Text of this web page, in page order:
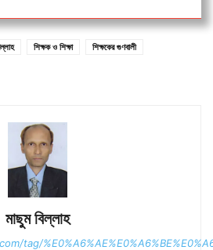
শিক্ষক ও শিক্ষা
শিক্ষকের গুণবালী
মাছুম বিল্লাহ
tag/